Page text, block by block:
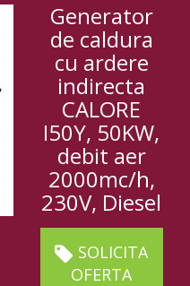
h, 230V, Diesel
Generator
de caldura
cu ardere
indirecta
CALORE
I50Y, 50KW,
debit aer
2000mc/h,
230V, Diesel
SOLICITA
OFERTA